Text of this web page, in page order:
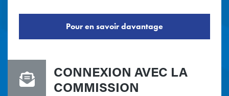
Pour en savoir davantage
CONNEXION AVEC LA
COMMISSION